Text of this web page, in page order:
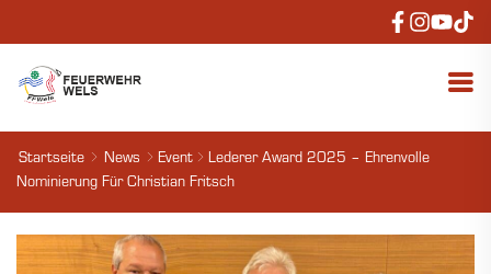
Startseite News Event
Lederer Award 2025 – Ehrenvolle
Nominierung Für Christian Fritsch